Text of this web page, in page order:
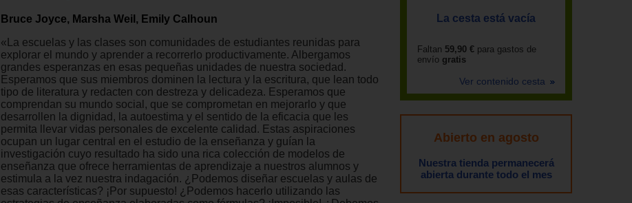
Bruce Joyce, Marsha Weil, Emily Calhoun
«La escuelas y las clases son comunidades de estudiantes reunidas para
explorar el mundo y aprender a recorrerlo productivamente. Albergamos
grandes esperanzas en esas pequeñas unidades de nuestra sociedad.
Esperamos que sus miembros dominen la lectura y la escritura, que lean todo
tipo de literatura y redacten con destreza y delicadeza. Esperamos que
comprendan su mundo social, que se comprometan en mejorarlo y que
desarrollen la dignidad, la autoestima y el sentido de la eficacia que les
permita llevar vidas personales de excelente calidad. Estas aspiraciones
ocupan un lugar central en el estudio de la enseñanza y guían la
investigación cuyo resultado ha sido una rica colección de modelos de
enseñanza que ofrece herramientas de aprendizaje a nuestros alumnos y
estimula a la vez nuestra indagación. ¿Podemos diseñar escuelas y aulas de
esas características? ¡Por supuesto! ¿Podemos hacerlo utilizando las
La cesta está vacía
Faltan 59,90 € para gastos de
envío gratis
Ver contenido cesta
Abierto en agosto
Nuestra tienda permanecerá
abierta durante todo el mes